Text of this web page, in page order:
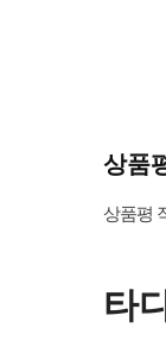
상품
상품평
타